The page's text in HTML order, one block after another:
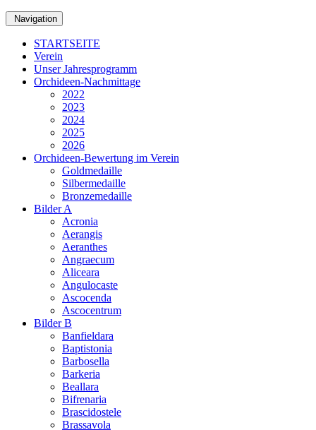
Navigation
STARTSEITE
Verein
Unser Jahresprogramm
Orchideen-Nachmittage
2022
2023
2024
2025
2026
Orchideen-Bewertung im Verein
Goldmedaille
Silbermedaille
Bronzemedaille
Bilder A
Acronia
Aerangis
Aeranthes
Angraecum
Aliceara
Angulocaste
Ascocenda
Ascocentrum
Bilder B
Banfieldara
Baptistonia
Barbosella
Barkeria
Beallara
Bifrenaria
Brascidostele
Brassavola